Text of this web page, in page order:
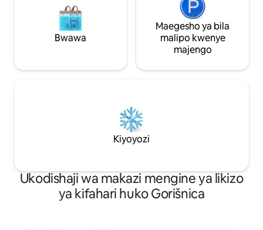
Bwawa
Maegesho ya bila
malipo kwenye
majengo
Kiyoyozi
Ukodishaji wa makazi mengine ya likizo
ya kifahari huko Gorišnica